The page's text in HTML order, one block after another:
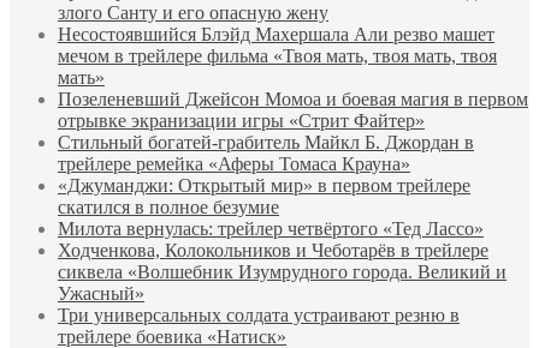
злого Санту и его опасную жену
Несостоявшийся Блэйд Махершала Али резво машет
мечом в трейлере фильма «Твоя мать, твоя мать, твоя
мать»
Позеленевший Джейсон Момоа и боевая магия в первом
отрывке экранизации игры «Стрит Файтер»
Стильный богатей-грабитель Майкл Б. Джордан в
трейлере ремейка «Аферы Томаса Крауна»
«Джуманджи: Открытый мир» в первом трейлере
скатился в полное безумие
Милота вернулась: трейлер четвёртого «Тед Лассо»
Ходченкова, Колокольников и Чеботарёв в трейлере
сиквела «Волшебник Изумрудного города. Великий и
Ужасный»
Три универсальных солдата устраивают резню в
трейлере боевика «Натиск»